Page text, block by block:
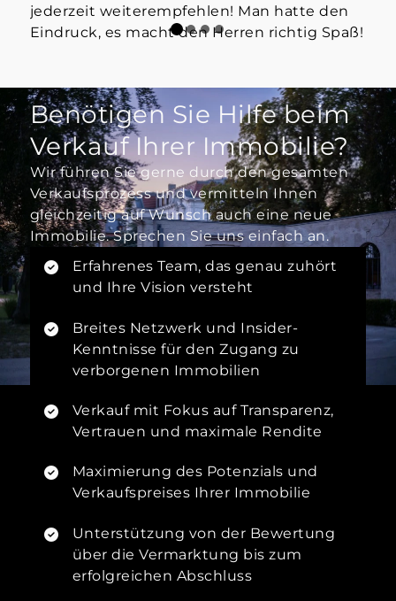
jederzeit weiterempfehlen! Man hatte den
Eindruck, es macht den Herren richtig Spaß!
Benötigen Sie Hilfe beim
Verkauf Ihrer Immobilie?
Wir führen Sie gerne durch den gesamten
Verkaufsprozess und vermitteln Ihnen
gleichzeitig auf Wunsch auch eine neue
Immobilie. Sprechen Sie uns einfach an.
Erfahrenes Team, das genau zuhört
und Ihre Vision versteht
Breites Netzwerk und Insider-
Kenntnisse für den Zugang zu
verborgenen Immobilien
Verkauf mit Fokus auf Transparenz,
Vertrauen und maximale Rendite
Maximierung des Potenzials und
Verkaufspreises Ihrer Immobilie
Unterstützung von der Bewertung
über die Vermarktung bis zum
erfolgreichen Abschluss